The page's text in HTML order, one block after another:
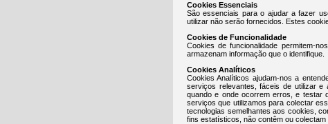
Cookies Essenciais
São essenciais para o ajudar a fazer
utilizar não serão fornecidos. Estes
Cookies de Funcionalidade
Cookies de funcionalidade permitem-
armazenam informação que o identifique.
Cookies Analíticos
Cookies Analíticos ajudam-nos a
serviços relevantes, fáceis de utilizar e
quando e onde ocorrem erros, e testar
serviços que utilizamos para colectar
tecnologias semelhantes aos cookies,
fins estatísticos, não contêm ou colectam